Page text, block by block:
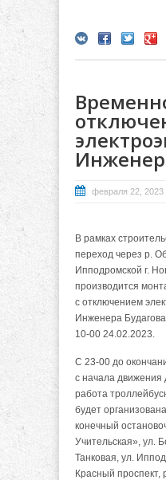
февраля 22, 2023
В рамках
переход через р.
Ипподромской г.
производится
с отключением
Инженера
10-00 24.02.2023.
С 23-00 до
с начала движения
работа
будет
конечный
Учительская», ул.
Танковая, ул.
Красный проспект,